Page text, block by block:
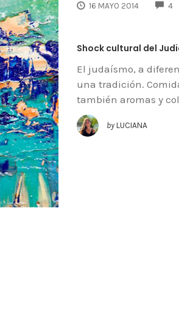
16 MAYO 2014 4
Shock cultural del
El judaísmo, a
una tradición.
también aromas y
by LUCIANA